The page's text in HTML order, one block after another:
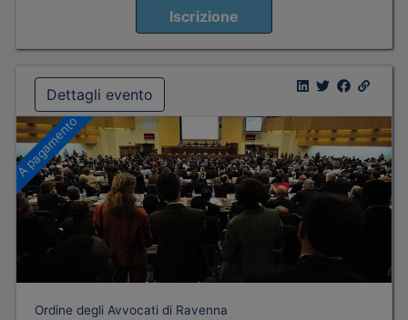
Iscrizione
Dettagli evento
A pagamento
Ordine degli Avvocati di Ravenna